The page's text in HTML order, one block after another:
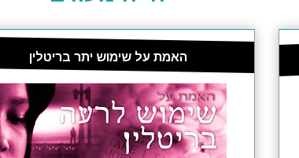
האמת על שימוש יתר בריטלין